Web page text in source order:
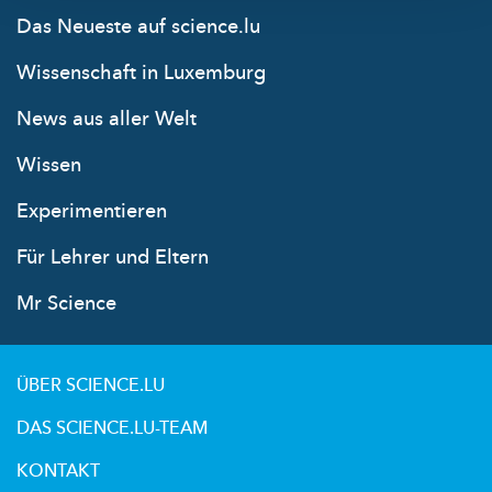
Das Neueste auf science.lu
Wissenschaft in Luxemburg
News aus aller Welt
Wissen
Experimentieren
Für Lehrer und Eltern
Mr Science
ÜBER SCIENCE.LU
DAS SCIENCE.LU-TEAM
KONTAKT